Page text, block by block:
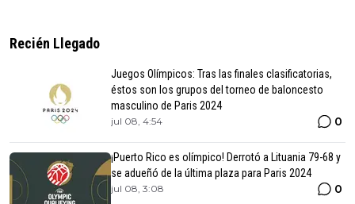
Recién Llegado
Juegos Olímpicos: Tras las finales clasificatorias,
éstos son los grupos del torneo de baloncesto
masculino de Paris 2024
jul 08, 4:54 0
¡Puerto Rico es olímpico! Derrotó a Lituania 79-68 y
se adueñó de la última plaza para Paris 2024
jul 08, 3:08 0